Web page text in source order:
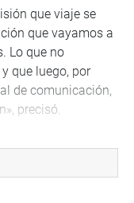
que viaje se
que vayamos a
Lo que no
que luego, por
de comunicación,
precisó.
Comisión Lava